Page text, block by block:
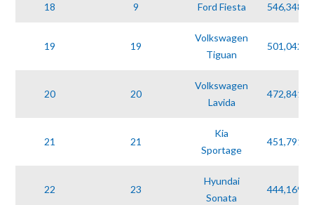
18 9 Ford Fiesta 546,348
19 19
Volkswagen
Tiguan
501,042
20 20
Volkswagen
Lavida
472,841
21 21
Kia
Sportage
451,791
22 23
Hyundai
Sonata
444,169